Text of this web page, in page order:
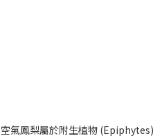
空氣鳳梨屬於附生植物